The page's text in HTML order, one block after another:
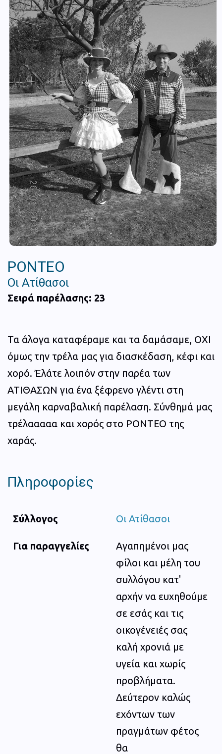
ΡΟΝΤΕΟ
Οι Ατίθασοι
Σειρά παρέλασης: 23
Τα άλογα καταφέραμε και τα δαμάσαμε, ΟΧΙ
όμως την τρέλα μας για διασκέδαση, κέφι και
χορό. Έλάτε λοιπόν στην παρέα των
ΑΤΙΘΑΣΩΝ για ένα ξέφρενο γλέντι στη
μεγάλη καρναβαλική παρέλαση. Σύνθημά μας
τρέλααααα και χορός στο ΡΟΝΤΕΟ της
χαράς.
Πληροφορίες
Σύλλογος Οι Ατίθασοι
Για παραγγελίες
Αγαπημένοι μας
φίλοι και μέλη του
συλλόγου κατ'
αρχήν να ευχηθούμε
σε εσάς και τις
οικογένειές σας
καλή χρονιά με
υγεία και χωρίς
προβλήματα.
Δεύτερον καλώς
εχόντων των
πραγμάτων φέτος
θα